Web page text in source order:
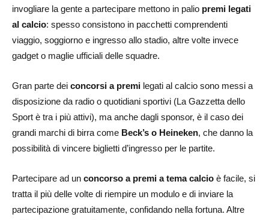
invogliare la gente a partecipare mettono in palio premi legati
al calcio: spesso consistono in pacchetti comprendenti
viaggio, soggiorno e ingresso allo stadio, altre volte invece
gadget o maglie ufficiali delle squadre.
Gran parte dei concorsi a premi legati al calcio sono messi a
disposizione da radio o quotidiani sportivi (La Gazzetta dello
Sport è tra i più attivi), ma anche dagli sponsor, è il caso dei
grandi marchi di birra come Beck’s o Heineken, che danno la
possibilità di vincere biglietti d’ingresso per le partite.
Partecipare ad un concorso a premi a tema calcio è facile, si
tratta il più delle volte di riempire un modulo e di inviare la
partecipazione gratuitamente, confidando nella fortuna. Altre